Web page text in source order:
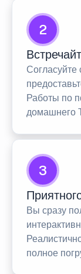
2
Работы по
домашнего
3
Вы сразу
полное